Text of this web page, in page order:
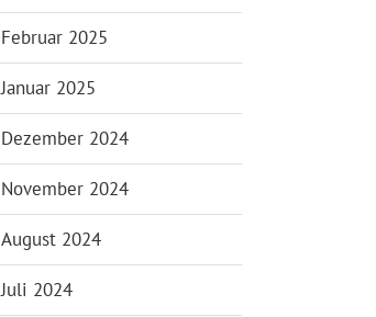
Februar 2025
Januar 2025
Dezember 2024
November 2024
August 2024
Juli 2024